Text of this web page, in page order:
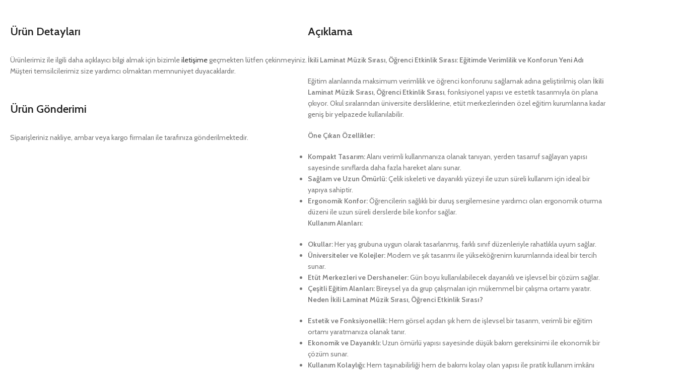
Ürün Detayları
Ürünlerimiz ile ilgili daha açıklayıcı bilgi almak için bizimleiletişimegeçmekten lütfen çekinmeyiniz.
Müşteri temsilcilerimiz size yardımcı olmaktan memnuniyet duyacaklardır.
Ürün Gönderimi
Siparişleriniz nakliye, ambar veya kargo firmaları ile tarafınıza gönderilmektedir.
Açıklama
İkili Laminat Müzik Sırası, Öğrenci Etkinlik Sırası: Eğitimde Verimlilik ve Konforun Yeni Adı
Eğitim alanlarında maksimum verimlilik ve öğrenci konforunu sağlamak adına geliştirilmiş olan İkili
Laminat Müzik Sırası, Öğrenci Etkinlik Sırası, fonksiyonel yapısı ve estetik tasarımıyla ön plana
çıkıyor. Okul sıralarından üniversite dersliklerine, etüt merkezlerinden özel eğitim kurumlarına kadar
geniş bir yelpazede kullanılabilir.
Öne Çıkan Özellikler:
Kompakt Tasarım:Alanı verimli kullanmanıza olanak tanıyan, yerden tasarruf sağlayan yapısı
sayesinde sınıflarda daha fazla hareket alanı sunar.
Sağlam ve Uzun Ömürlü:Çelik iskeleti ve dayanıklı yüzeyi ile uzun süreli kullanım için ideal bir
yapıya sahiptir.
Ergonomik Konfor:Öğrencilerin sağlıklı bir duruş sergilemesine yardımcı olan ergonomik oturma
düzeni ile uzun süreli derslerde bile konfor sağlar.
Kullanım Alanları:
Okullar:Her yaş grubuna uygun olarak tasarlanmış, farklı sınıf düzenleriyle rahatlıkla uyum sağlar.
Üniversiteler ve Kolejler:Modern ve şık tasarımı ile yükseköğrenim kurumlarında ideal bir tercih
sunar.
Etüt Merkezleri ve Dershaneler:Gün boyu kullanılabilecek dayanıklı ve işlevsel bir çözüm sağlar.
Çeşitli Eğitim Alanları:Bireysel ya da grup çalışmaları için mükemmel bir çalışma ortamı yaratır.
Neden İkili Laminat Müzik Sırası, Öğrenci Etkinlik Sırası?
Estetik ve Fonksiyonellik:Hem görsel açıdan şık hem de işlevsel bir tasarım, verimli bir eğitim
ortamı yaratmanıza olanak tanır.
Ekonomik ve Dayanıklı:Uzun ömürlü yapısı sayesinde düşük bakım gereksinimi ile ekonomik bir
çözüm sunar.
Kullanım Kolaylığı:Hem taşınabilirliği hem de bakımı kolay olan yapısı ile pratik kullanım imkânı